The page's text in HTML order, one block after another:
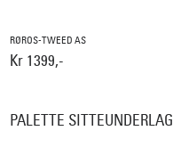
RØROS-TWEED AS
Kr 1399,-
PALETTE SITTEUNDERLAG